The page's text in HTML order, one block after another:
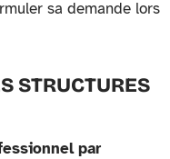
sa demande lors
STRUCTURES
par